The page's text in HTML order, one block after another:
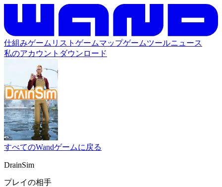
仕組みゲームリスト ゲームマップゲームツールニュース
私のアカウント ダウンロード
すべてのWandゲームに戻る
DrainSim
プレイの相手